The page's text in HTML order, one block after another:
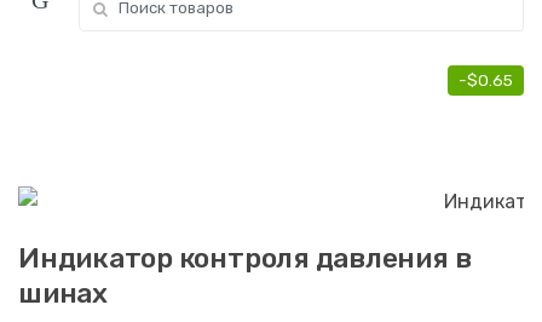
for:
-$0.65
Индикатор контроля давления в
шинах